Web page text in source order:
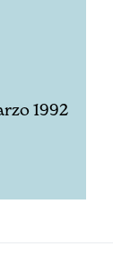
1992